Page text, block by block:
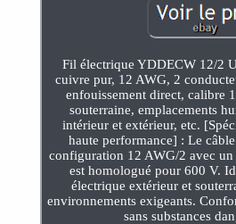
Fil électrique YDDECW 12/2
cuivre pur, 12 AWG, 2
enfouissement direct, calibre
souterraine, emplacements
intérieur et extérieur, etc.
haute performance] : Le
configuration 12 AWG/2 avec
est homologué pour 600 V.
électrique extérieur et
environnements exigeants.
sans substances